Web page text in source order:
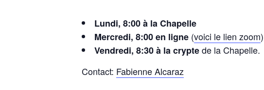
Lundi, 8:00 à la Chapelle
Mercredi, 8:00 en ligne (voici le lien zoom)
Vendredi, 8:30 à la cryptede la Chapelle.
Contact: Fabienne Alcaraz